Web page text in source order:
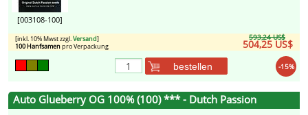
[003108-100]
593,24 US$
504,25 US$
[inkl. 10% Mwst zzgl.Versand]
100 Hanfsamenpro Verpackung
-15%
bestellen
Auto Glueberry OG 100% (100) *** - Dutch Passion